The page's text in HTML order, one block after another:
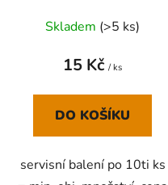
Skladem (>5 ks)
15 Kč / ks
DO KOŠÍKU
servisní balení po 10ti ks